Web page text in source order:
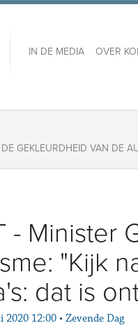
IN DE MEDIA OVER
GEKLEURDHEID VAN DE
- Minister
"Kijk
dat is
2020 12:00 • Zevende Dag